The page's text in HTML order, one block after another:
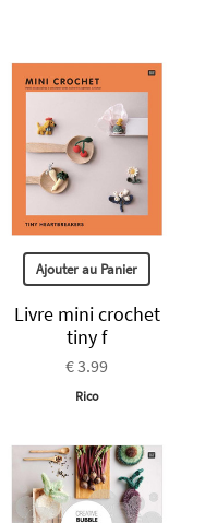
Ajouter au Panier
Livre mini crochet
tiny f
€ 3.99
Rico